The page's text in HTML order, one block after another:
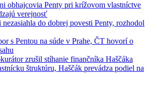
obhajcovia Penty pri krížovom vlastníctve
verejnosť
do dobrej povesti Penty, rozhodol
s Pentou na súde v Prahe, ČT hovorí o
zrušil stíhanie finančníka Haščáka
štruktúru, Haščák prevádza podiel na